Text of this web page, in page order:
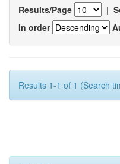
Results/Page |
In order
Results 1-1 of 1 (Search